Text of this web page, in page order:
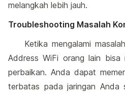
melangkah lebih jauh.
Troubleshooting Masalah
Ketika mengalami
Address WiFi orang lain bisa
perbaikan. Anda dapat
terbatas pada jaringan Anda